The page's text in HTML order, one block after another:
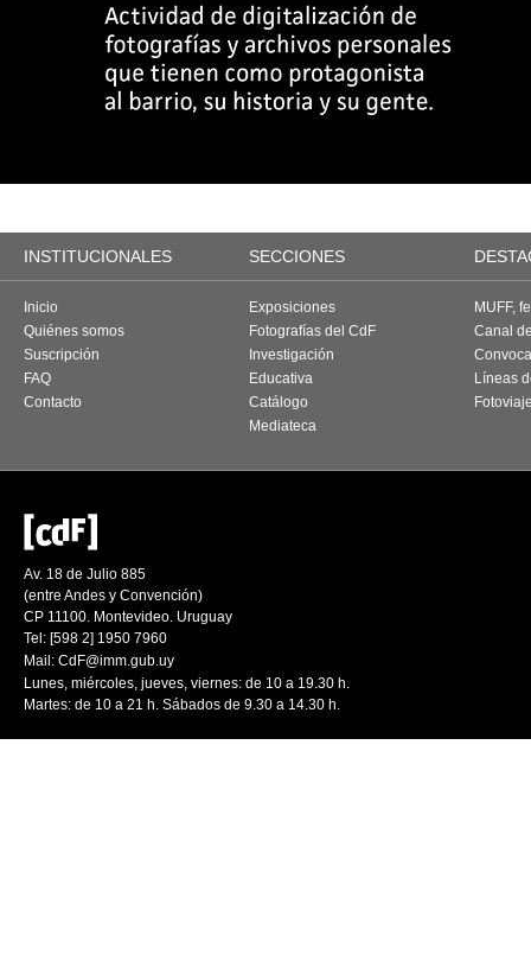
INSTITUCIONALES SECCIONES
Inicio
Quiénes somos
Suscripción
FAQ
Contacto
Exposiciones
Fotografías del CdF
Investigación
Educativa
Catálogo
Mediateca
MUFF,
Canal
Líneas
Av. 18 de Julio 885
(entre Andes y Convención)
CP 11100. Montevideo. Uruguay
Tel: [598 2] 1950 7960
Mail: CdF@imm.gub.uy
Lunes, miércoles, jueves, viernes: de 10 a 19.30 h.
Martes: de 10 a 21 h. Sábados de 9.30 a 14.30 h.